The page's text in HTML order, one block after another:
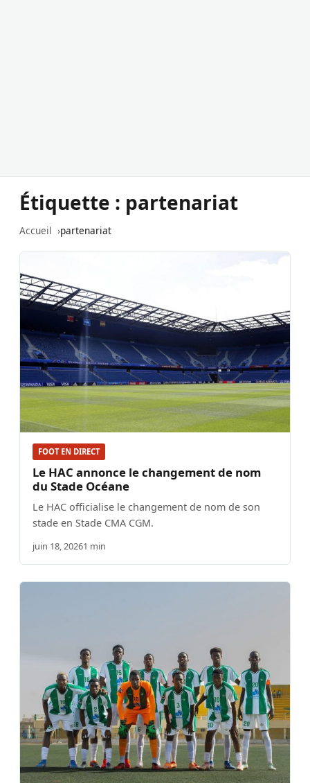
Étiquette : partenariat
Accueil partenariat
FOOT EN DIRECT
Le HAC annonce le changement de nom
du Stade Océane
Le HAC officialise le changement de nom de son
stade en Stade CMA CGM.
juin 18, 20261 min